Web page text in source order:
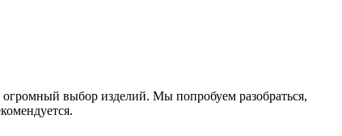
выбор изделий. Мы попробуем разобраться,